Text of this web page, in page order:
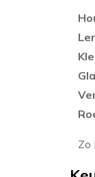
Zo